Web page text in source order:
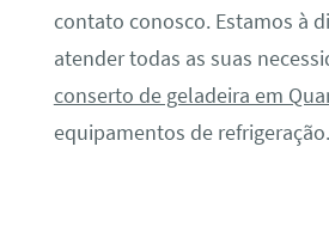
contato conosco. Estamos à
atender todas as suas
conserto de geladeira em
equipamentos de refrigeração.